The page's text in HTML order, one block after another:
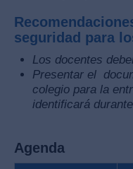
seguridad para
Los docentes
Presentar el
colegio para la
identificará
Agenda